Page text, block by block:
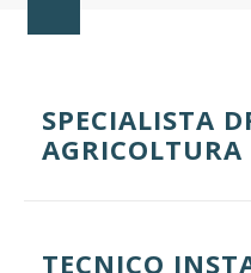
SPECIALISTA
AGRICOLTURA
TECNICO